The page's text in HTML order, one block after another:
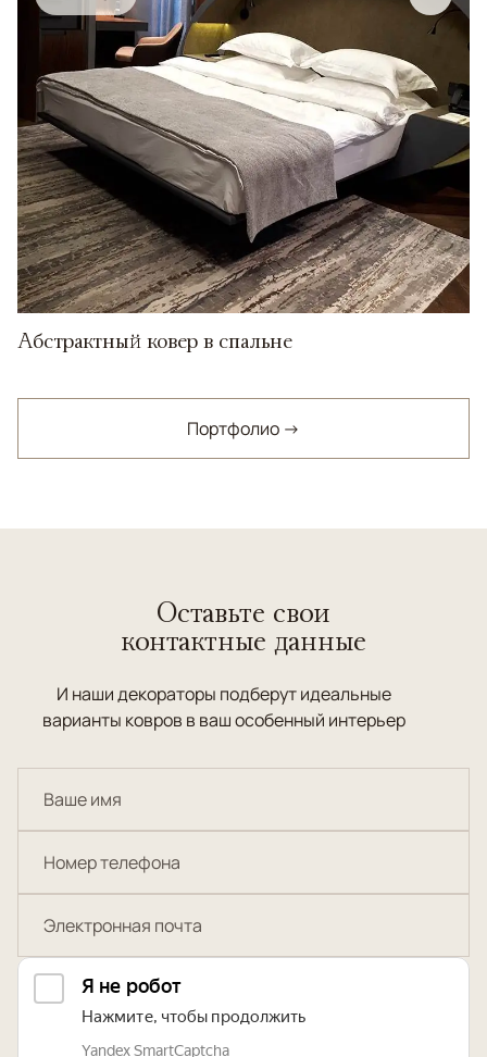
Абстрактный ковер в спальне
Портфолио →
Оставьте свои
контактные данные
И наши декораторы подберут идеальные
варианты ковров в ваш особенный интерьер